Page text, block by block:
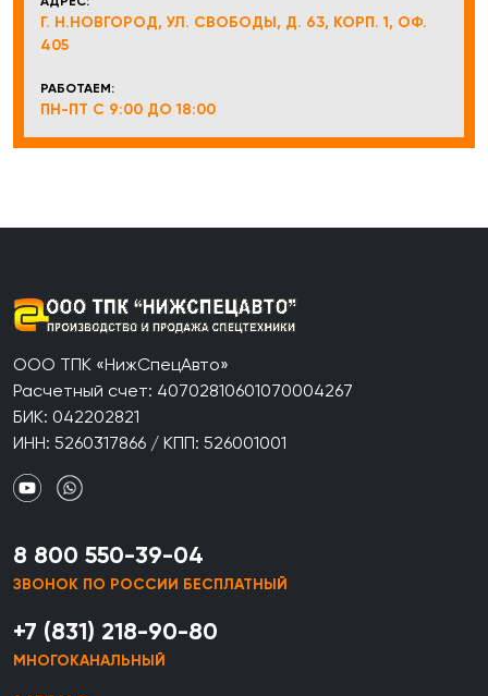
Г. Н.НОВГОРОД, УЛ. СВОБОДЫ, Д. 63, КОРП. 1, ОФ.
405
РАБОТАЕМ:
ПН-ПТ С 9:00 ДО 18:00
ООО ТПК «НижСпецАвто»
Расчетный счет: 40702810601070004267
БИК: 042202821
ИНН: 5260317866 / КПП: 526001001
8 800 550-39-04
ЗВОНОК ПО РОССИИ БЕСПЛАТНЫЙ
+7 (831) 218-90-80
МНОГОКАНАЛЬНЫЙ